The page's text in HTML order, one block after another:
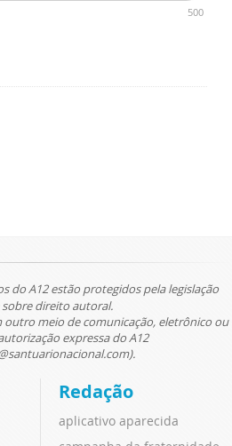
500
do A12 estão protegidos pela legislação
sobre direito autoral.
meio de comunicação, eletrônico ou
expressa do A12
Redação
aplicativo aparecida